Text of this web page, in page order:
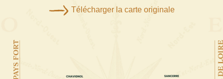
Télécharger la carte originale